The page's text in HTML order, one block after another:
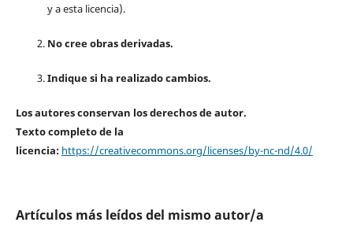
y a esta licencia).
No cree obras derivadas.
Indique si ha realizado cambios.
Los autores conservan los derechos de autor.
Texto completo de la
licencia: https://creativecommons.org/licenses/by-nc-nd/4.0/
Artículos más leídos del mismo autor/a